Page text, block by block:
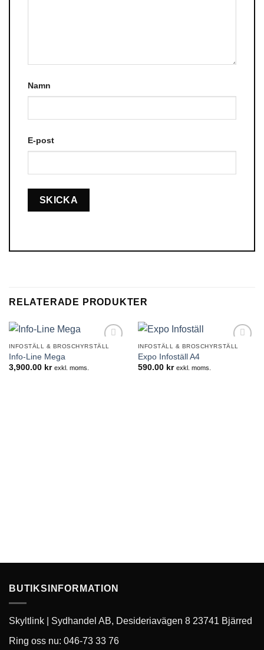
Namn
E-post
RELATERADE PRODUKTER
INFOSTÄLL & BROSCHYRSTÄLL
Info-Line Mega
3,900.00 kr exkl. moms.
INFOSTÄLL & BROSCHYRSTÄLL
Expo Infoställ A4
590.00 kr exkl. moms.
BUTIKSINFORMATION
Skyltlink | Sydhandel AB, Desideriavägen 8 23741 Bjärred
Ring oss nu: 046-73 33 76